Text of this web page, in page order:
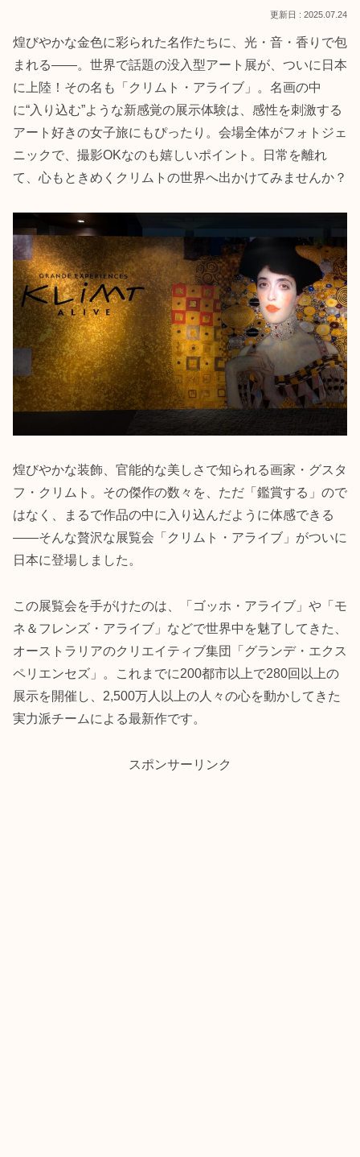
2025.07.24
煌びやかな金色に彩られた名作たちに、光・音・香りで包
まれる――。世界で話題の没入型アート展が、ついに日本
に上陸！その名も「クリムト・アライブ」。名画の中
に“入り込む”ような新感覚の展示体験は、感性を刺激する
アート好きの女子旅にもぴったり。会場全体がフォトジェ
ニックで、撮影OKなのも嬉しいポイント。日常を離れ
て、心もときめくクリムトの世界へ出かけてみませんか？
煌びやかな装飾、官能的な美しさで知られる画家・グスタ
フ・クリムト。その傑作の数々を、ただ「鑑賞する」ので
はなく、まるで作品の中に入り込んだように体感できる
――そんな贅沢な展覧会「クリムト・アライブ」がついに
日本に登場しました。
この展覧会を手がけたのは、「ゴッホ・アライブ」や「モ
ネ＆フレンズ・アライブ」などで世界中を魅了してきた、
オーストラリアのクリエイティブ集団「グランデ・エクス
ペリエンセズ」。これまでに200都市以上で280回以上の
展示を開催し、2,500万人以上の人々の心を動かしてきた
実力派チームによる最新作です。
スポンサーリンク